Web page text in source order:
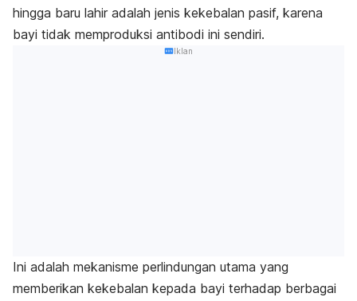
hingga baru lahir adalah jenis kekebalan pasif, karena
bayi tidak memproduksi antibodi ini sendiri.
Iklan
Ini adalah mekanisme perlindungan utama yang
memberikan kekebalan kepada bayi terhadap berbagai